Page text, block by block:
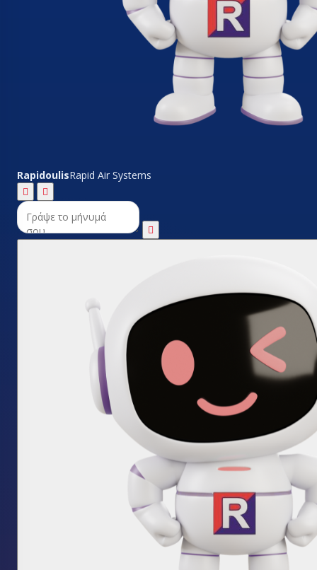
RapidoulisRapid Air Systems